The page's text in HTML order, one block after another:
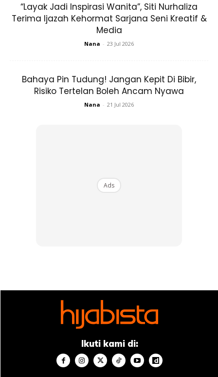
Walaupun begitu, ramai juga yang memberikan sokongan
buat Ifa Raziah atau nama sebenarnya, Dato’ Saripah
“Layak Jadi Inspirasi Wanita”, Siti Nurhaliza
Terima Ijazah Kehormat Sarjana Seni Kreatif &
Media
Nana - 23 Jul 2026
Bahaya Pin Tudung! Jangan Kepit Di Bibir,
Risiko Tertelan Boleh Ancam Nyawa
Nana - 21 Jul 2026
Ads
Ikuti kami di: